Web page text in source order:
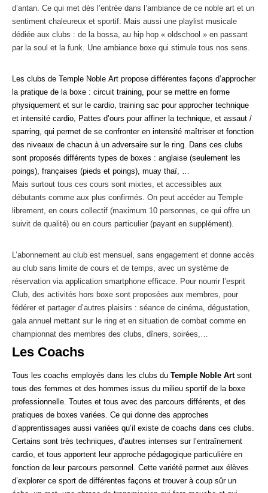
d’antan. Ce qui met dès l’entrée dans l’ambiance de ce noble art et un
sentiment chaleureux et sportif. Mais aussi une playlist musicale
dédiée aux clubs : de la bossa, au hip hop « oldschool » en passant
par la soul et la funk. Une ambiance boxe qui stimule tous nos sens.
Les clubs de Temple Noble Art propose différentes façons d’approcher
la pratique de la boxe : circuit training, pour se mettre en forme
physiquement et sur le cardio, training sac pour approcher technique
et intensité cardio, Pattes d’ours pour affiner la technique, et assaut /
sparring, qui permet de se confronter en intensité maîtriser et fonction
des niveaux de chacun à un adversaire sur le ring. Dans ces clubs
sont proposés différents types de boxes : anglaise (seulement les
poings), françaises (pieds et poings), muay thaï, …
Mais surtout tous ces cours sont mixtes, et accessibles aux
débutants comme aux plus confirmés. On peut accéder au Temple
librement, en cours collectif (maximum 10 personnes, ce qui offre un
suivit de qualité) ou en cours particulier (payant en supplément).
L’abonnement au club est mensuel, sans engagement et donne accès
au club sans limite de cours et de temps, avec un système de
réservation via application smartphone efficace. Pour nourrir l’esprit
Club, des activités hors boxe sont proposées aux membres, pour
fédérer et partager d’autres plaisirs : séance de cinéma, dégustation,
gala annuel mettant sur le ring et en situation de combat comme en
championnat des membres des clubs, dîners, soirées,…
Les Coachs
Tous les coachs employés dans les clubs du Temple Noble Art sont
tous des femmes et des hommes issus du milieu sportif de la boxe
professionnelle. Toutes et tous avec des parcours différents, et des
pratiques de boxes variées. Ce qui donne des approches
d’apprentissages aussi variées qu’il existe de coachs dans ces clubs.
Certains sont très techniques, d’autres intenses sur l’entraînement
cardio, et tous apportent leur approche pédagogique particulière en
fonction de leur parcours personnel. Cette variété permet aux élèves
d’explorer ce sport de différentes façons et trouver à coup sûr un